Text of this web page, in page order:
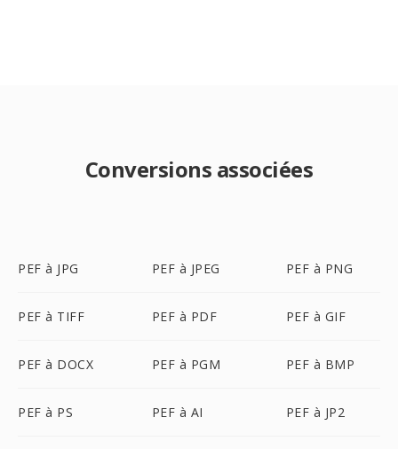
Conversions associées
PEF à JPG PEF à JPEG PEF à PNG
PEF à TIFF PEF à PDF PEF à GIF
PEF à DOCX PEF à PGM PEF à BMP
PEF à PS PEF à AI PEF à JP2